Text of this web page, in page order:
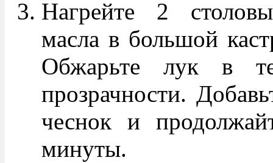
Нагрейте 2
масла в большой
Обжарьте лук в
прозрачности.
чеснок и
минуты.